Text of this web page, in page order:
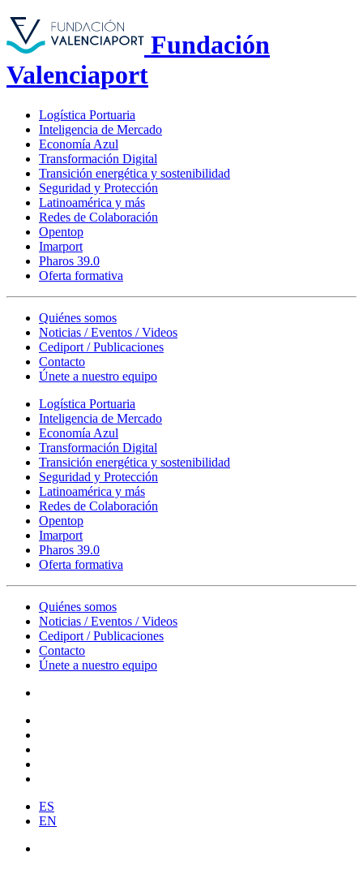
Fundación
Valenciaport
Logística Portuaria
Inteligencia de Mercado
Economía Azul
Transformación Digital
Transición energética y sostenibilidad
Seguridad y Protección
Latinoamérica y más
Redes de Colaboración
Opentop
Imarport
Pharos 39.0
Oferta formativa
Quiénes somos
Noticias / Eventos / Videos
Cediport / Publicaciones
Contacto
Únete a nuestro equipo
Logística Portuaria
Inteligencia de Mercado
Economía Azul
Transformación Digital
Transición energética y sostenibilidad
Seguridad y Protección
Latinoamérica y más
Redes de Colaboración
Opentop
Imarport
Pharos 39.0
Oferta formativa
Quiénes somos
Noticias / Eventos / Videos
Cediport / Publicaciones
Contacto
Únete a nuestro equipo
ES
EN